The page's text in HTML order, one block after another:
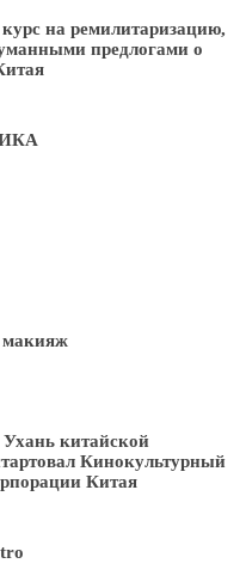
на ремилитаризацию,
предлогами о
китайской
Кинокультурный
Китая